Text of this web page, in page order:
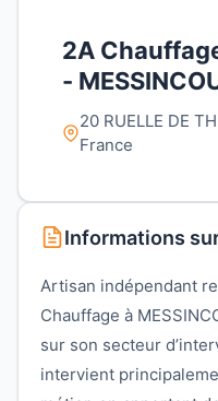
2A
-
20 RUELLE DE
France
Informations
Artisan indépendant
Chauffage à
sur son secteur
intervient